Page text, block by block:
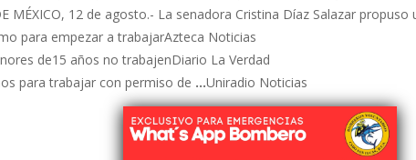
MÉXICO, 12 de agosto.- La senadora Cristina Díaz Salazar propuso
para empezar a trabajarAzteca Noticias
de15 años no trabajenDiario La Verdad
para trabajar con permiso de …Uniradio Noticias